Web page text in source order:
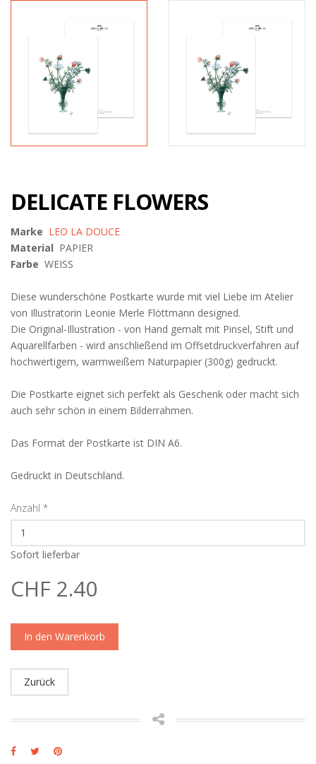
DELICATE FLOWERS
Marke LEO LA DOUCE
Material PAPIER
Farbe WEISS
Diese wunderschöne Postkarte wurde mit viel Liebe im Atelier
von Illustratorin Leonie Merle Flöttmann designed.
Die Original-Illustration - von Hand gemalt mit Pinsel, Stift und
Aquarellfarben - wird anschließend im Offsetdruckverfahren auf
hochwertigem, warmweißem Naturpapier (300g) gedruckt.
Die Postkarte eignet sich perfekt als Geschenk oder macht sich
auch sehr schön in einem Bilderrahmen.
Das Format der Postkarte ist DIN A6.
Gedruckt in Deutschland.
Anzahl *
Sofort lieferbar
CHF 2.40
In den Warenkorb
Zurück